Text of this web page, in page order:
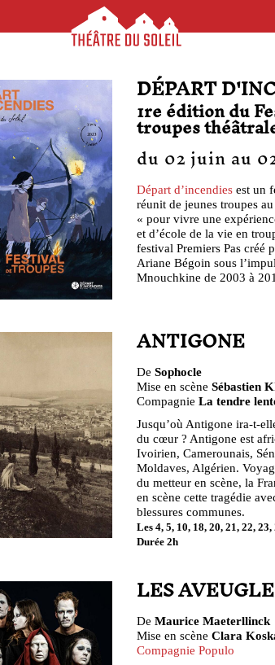
DÉPART
1re édition du
troupes
du 02 juin au
Départ d’incendies est un
réunit de jeunes troupes
« pour vivre une
et d’école de la vie en
festival Premiers Pas créé
Ariane Bégoin sous
Mnouchkine de 2003 à
ANTIGONE
De Sophocle
Mise en scène Sébastien
Compagnie La tendre
Jusqu’où Antigone ira-t-
du cœur ? Antigone est
Ivoirien, Camerounais,
Moldaves, Algérien.
du metteur en scène, la
en scène cette tragédie
blessures communes.
Les 4, 5, 10, 18, 20, 21, 22,
Durée 2h
LES
De Maurice Maeterllinck
Mise en scène Clara
Compagnie Populo